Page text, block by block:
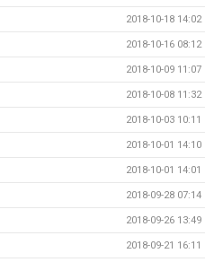
2018-10-18 14:02
2018-10-16 08:12
2018-10-09 11:07
2018-10-08 11:32
2018-10-03 10:11
2018-10-01 14:10
2018-10-01 14:01
2018-09-28 07:14
2018-09-26 13:49
2018-09-21 16:11